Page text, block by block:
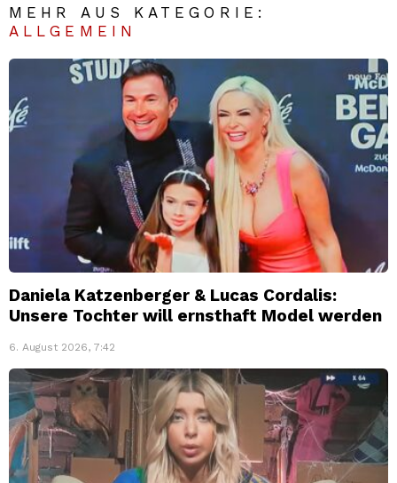
MEHR AUS KATEGORIE:
ALLGEMEIN
Daniela Katzenberger & Lucas Cordalis:
Unsere Tochter will ernsthaft Model werden
6. August 2026, 7:42